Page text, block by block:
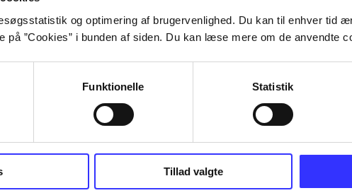
og optimering af brugervenlighed. Du kan til enhver tid
på ”Cookies” i bunden af siden. Du kan læse mere om de anvendte
Funktionelle Statistik
Tillad valgte